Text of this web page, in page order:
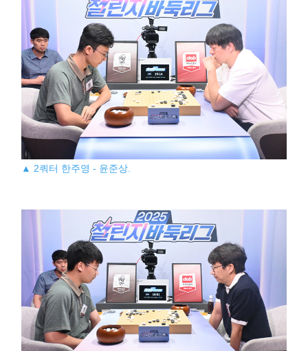
▲ 2쿼터 한주영 - 윤준상.